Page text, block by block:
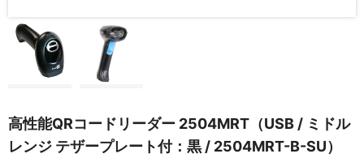
高性能QRコードリーダー 2504MRT（USB / ミドル
レンジ テザープレート付：黒 / 2504MRT-B-SU）